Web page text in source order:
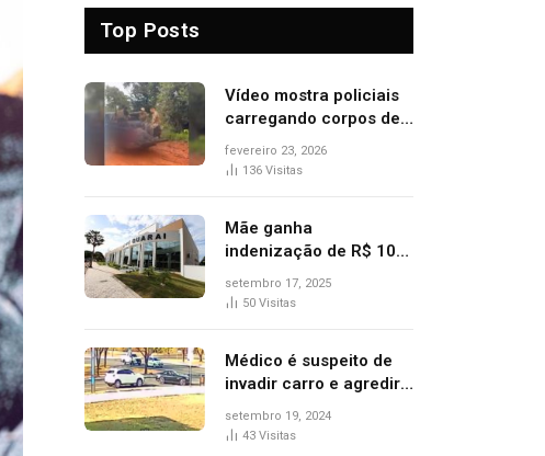
Top Posts
Vídeo mostra policiais
carregando corpos de
suspeitos mortos em
confronto dentro de
fevereiro 23, 2026
136 Visitas
Mãe ganha
indenização de R$ 10
mil após comprar doce
‘zero lactose’ e filha ter
setembro 17, 2025
50 Visitas
Médico é suspeito de
invadir carro e agredir
delegado aposentado
durante confusão no
setembro 19, 2024
43 Visitas